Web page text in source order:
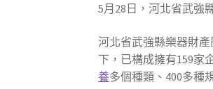
5月28日，河北省武強
河北省武強縣樂器財產
下，已構成擁有159家
養多個種類、400多種